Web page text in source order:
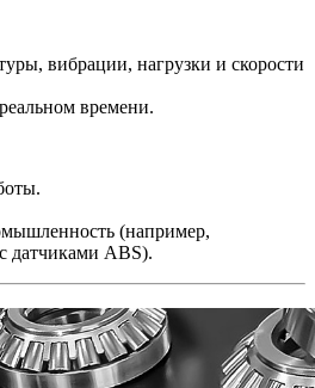
вибрации, нагрузки и скорости
времени.
(например,
датчиками ABS).